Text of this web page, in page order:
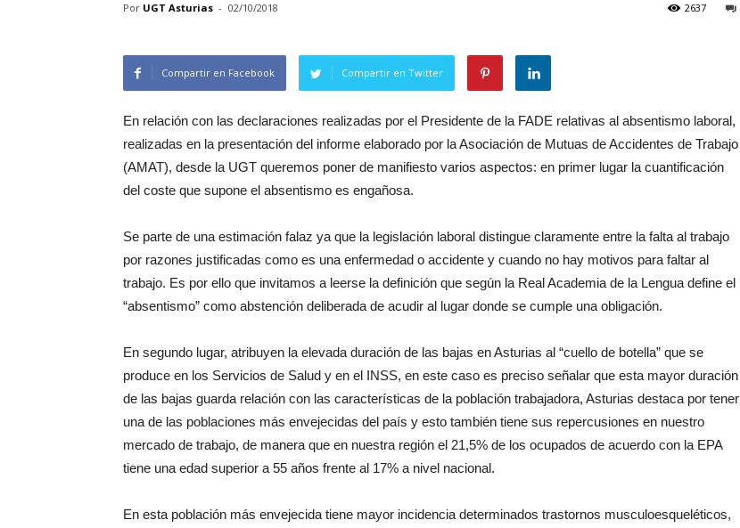
Por UGT Asturias - 02/10/2018 2637
Compartir en Facebook Compartir en Twitter
En relación con las declaraciones realizadas por el Presidente de la FADE relativas al absentismo laboral,
realizadas en la presentación del informe elaborado por la Asociación de Mutuas de Accidentes de Trabajo
(AMAT), desde la UGT queremos poner de manifiesto varios aspectos: en primer lugar la cuantificación
del coste que supone el absentismo es engañosa.
Se parte de una estimación falaz ya que la legislación laboral distingue claramente entre la falta al trabajo
por razones justificadas como es una enfermedad o accidente y cuando no hay motivos para faltar al
trabajo. Es por ello que invitamos a leerse la definición que según la Real Academia de la Lengua define el
“absentismo” como abstención deliberada de acudir al lugar donde se cumple una obligación.
En segundo lugar, atribuyen la elevada duración de las bajas en Asturias al “cuello de botella” que se
produce en los Servicios de Salud y en el INSS, en este caso es preciso señalar que esta mayor duración
de las bajas guarda relación con las características de la población trabajadora, Asturias destaca por tener
una de las poblaciones más envejecidas del país y esto también tiene sus repercusiones en nuestro
mercado de trabajo, de manera que en nuestra región el 21,5% de los ocupados de acuerdo con la EPA
tiene una edad superior a 55 años frente al 17% a nivel nacional.
En esta población más envejecida tiene mayor incidencia determinados trastornos musculoesqueléticos,